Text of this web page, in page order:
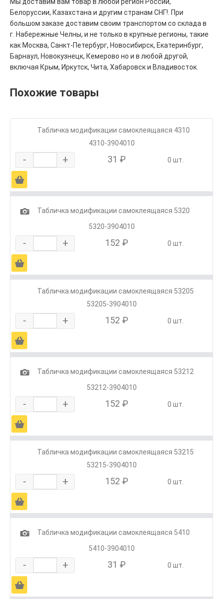
Белоруссии, Казахстана и другим странам СНГ!. При
большом заказе доставим своим транспортом со склада в
г. Набережные Челны, и не только в крупные регионы, такие
как Москва, Санкт-Петербург, Новосибирск, Екатеринбург,
Барнаул, Новокузнецк, Кемерово но и в любой другой,
включая Крым, Иркутск, Чита, Хабаровск и Владивосток.
Похожие товары
Табличка модификации самоклеящаяся 4310
4310-3904010
- + 31 ₽ 0 шт.
Ä
1
Табличка модификации самоклеящаяся 5320
5320-3904010
- + 152 ₽ 0 шт.
Ä
Табличка модификации самоклеящаяся 53205
53205-3904010
- + 152 ₽ 0 шт.
Ä
1
Табличка модификации самоклеящаяся 53212
53212-3904010
- + 152 ₽ 0 шт.
Ä
Табличка модификации самоклеящаяся 53215
53215-3904010
- + 152 ₽ 0 шт.
Ä
1
Табличка модификации самоклеящаяся 5410
5410-3904010
- + 31 ₽ 0 шт.
Ä